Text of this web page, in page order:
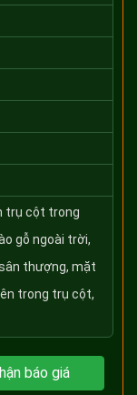
trụ cột trong
gỗ ngoài trời,
thượng, mặt
trong trụ cột,
báo giá